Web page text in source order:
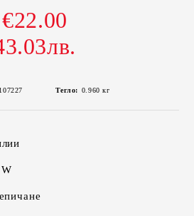
€22.00
Тегло: 0.960 кг